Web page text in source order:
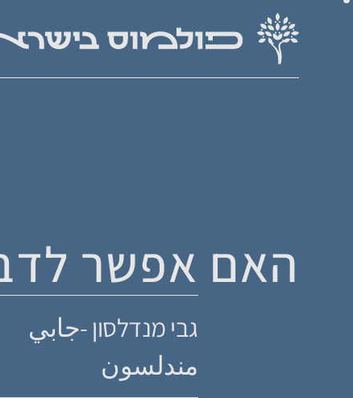
האם אפשר
גבי מנדלסון -جابي
مندلسون